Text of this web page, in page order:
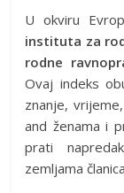
U okviru
instituta za
rodne
Ovaj indeks
znanje,
and ženama i
prati
zemljama